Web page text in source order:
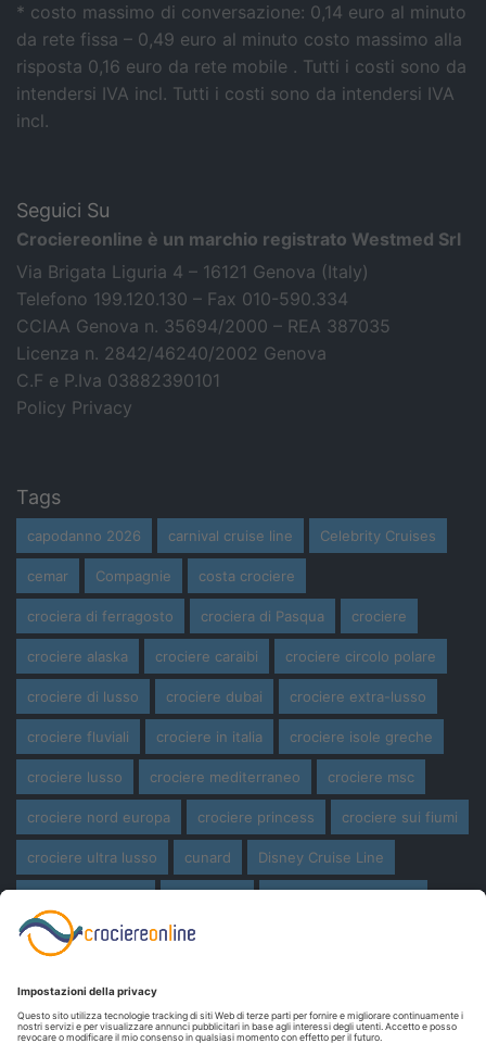
* costo massimo di conversazione: 0,14 euro al minuto
da rete fissa – 0,49 euro al minuto costo massimo alla
risposta 0,16 euro da rete mobile . Tutti i costi sono da
intendersi IVA incl. Tutti i costi sono da intendersi IVA
incl.
Seguici Su
Crociereonline è un marchio registrato Westmed Srl
Via Brigata Liguria 4 – 16121 Genova (Italy)
Telefono 199.120.130 – Fax 010-590.334
CCIAA Genova n. 35694/2000 – REA 387035
Licenza n. 2842/46240/2002 Genova
C.F e P.Iva 03882390101
Policy Privacy
Tags
capodanno 2026 carnival cruise line Celebrity Cruises
cemar Compagnie costa crociere
crociera di ferragosto crociera di Pasqua crociere
crociere alaska crociere caraibi crociere circolo polare
crociere di lusso crociere dubai crociere extra-lusso
crociere fluviali crociere in italia crociere isole greche
crociere lusso crociere mediterraneo crociere msc
crociere nord europa crociere princess crociere sui fiumi
crociere ultra lusso cunard Disney Cruise Line
giro del mondo miami
oceania cruises Pasqua Pasqua in crociera